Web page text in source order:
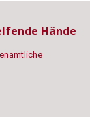
Hände